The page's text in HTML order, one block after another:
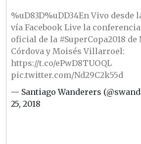
%uD83D%uDD34En Vivo desde
vía Facebook Live la
oficial de la #SuperCopa2018 de
Córdova y Moisés Villarroel:
https://t.co/ePwD8TUOQL
pic.twitter.com/Nd29C2k55d
— Santiago Wanderers
25, 2018